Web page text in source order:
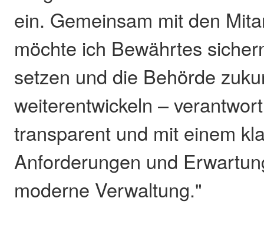
ein. Gemeinsam mit den
möchte ich Bewährtes
setzen und die Behörde
weiterentwickeln –
transparent und mit einem
Anforderungen und
moderne Verwaltung."